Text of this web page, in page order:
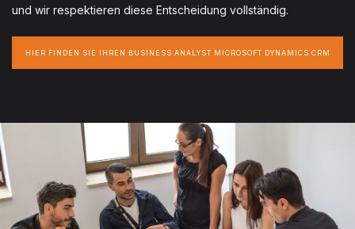
und wir respektieren diese Entscheidung vollständig.
HIER FINDEN SIE IHREN BUSINESS ANALYST MICROSOFT DYNAMICS CRM